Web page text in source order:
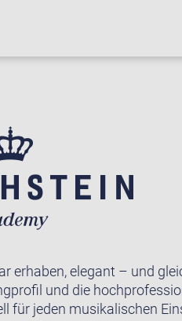
erhaben, elegant – und
und die
für jeden musikalischen